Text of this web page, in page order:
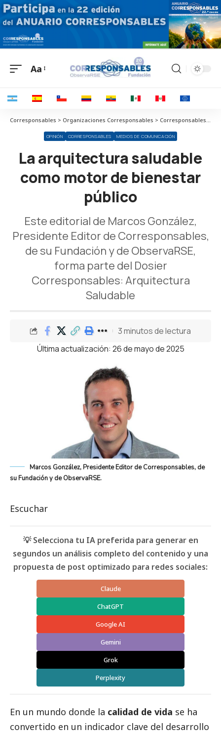
Aa
Corresponsables > Organizaciones Corresponsables > Corresponsables > La arquitectura saludable como motor de bienestar público
OPINIÓN CORRESPONSABLES MEDIOS DE COMUNICACIÓN
La arquitectura saludable
como motor de bienestar
público
Este editorial de Marcos González,
Presidente Editor de Corresponsables,
de su Fundación y de ObservaRSE,
forma parte del Dosier
Corresponsables: Arquitectura
Saludable
Última actualización: 26 de mayo de 2025
3 minutos de lectura
Marcos González, Presidente Editor de Corresponsables, de
su Fundación y de ObservaRSE.
Escuchar
💡 Selecciona tu IA preferida para generar en
segundos un análisis completo del contenido y una
propuesta de post optimizado para redes sociales:
Claude
ChatGPT
Google AI
Gemini
Grok
Perplexity
En un mundo donde la calidad de vida se ha
convertido en un indicador clave del desarrollo